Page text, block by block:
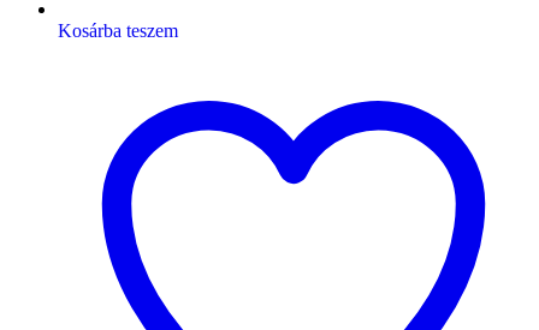
Kosárba teszem